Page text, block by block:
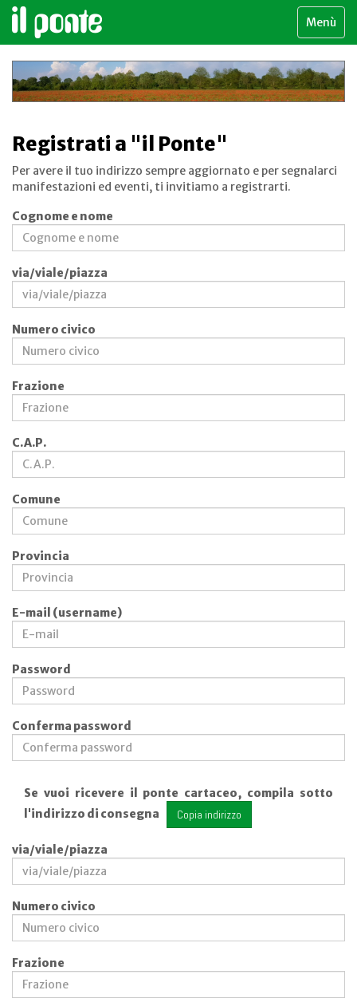
Menù
Registrati a "il Ponte"
Per avere il tuo indirizzo sempre aggiornato e per segnalarci
manifestazioni ed eventi, ti invitiamo a registrarti.
Cognome e nome
via/viale/piazza
Numero civico
Frazione
C.A.P.
Comune
Provincia
E-mail (username)
Password
Conferma password
Se vuoi ricevere il ponte cartaceo, compila sotto
l'indirizzo di consegna
Copia indirizzo
via/viale/piazza
Numero civico
Frazione